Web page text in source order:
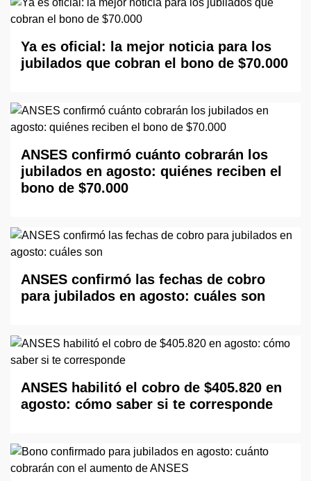
Ya es oficial: la mejor noticia para los
jubilados que cobran el bono de $70.000
ANSES confirmó cuánto cobrarán los
jubilados en agosto: quiénes reciben el
bono de $70.000
ANSES confirmó las fechas de cobro
para jubilados en agosto: cuáles son
ANSES habilitó el cobro de $405.820 en
agosto: cómo saber si te corresponde